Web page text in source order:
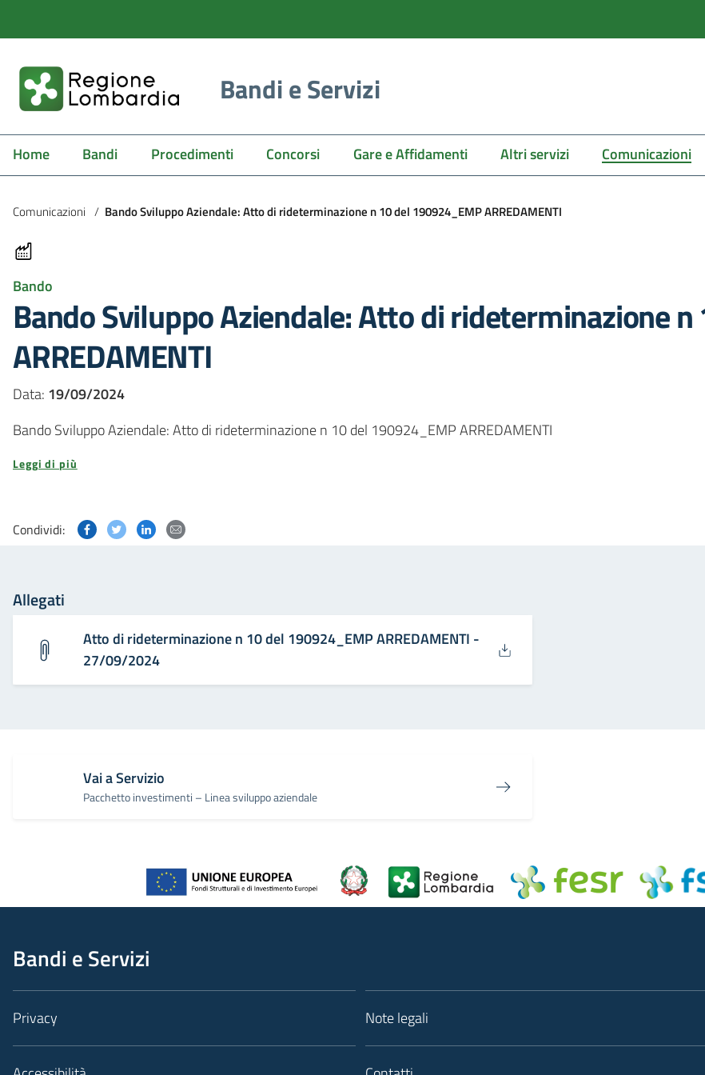
Bandi e Servizi
Home Bandi Procedimenti Concorsi Gare e Affidamenti Altri servizi Comunicazioni
Comunicazioni / Bando Sviluppo Aziendale: Atto di rideterminazione n 10 del 190924_EMP ARREDAMENTI
Bando
Bando Sviluppo Aziendale: Atto di rideterminazione
ARREDAMENTI
Data: 19/09/2024
Bando Sviluppo Aziendale: Atto di rideterminazione n 10 del 190924_EMP ARREDAMENTI
Leggi di più
Condividi: Condividi questa pagina su Facebook
Condividi questa pagina su Twitter
Condividi questa pagina su Linkedin
Allegati
Atto di rideterminazione n 10 del 190924_EMP ARREDAMENTI -
27/09/2024
Vai a Servizio
Pacchetto investimenti – Linea sviluppo aziendale
Bandi e Servizi
Privacy Note legali